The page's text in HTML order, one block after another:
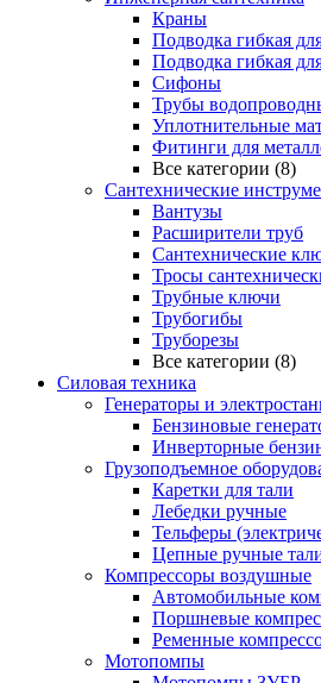
Краны
Подводка гибкая
Подводка гибкая
Сифоны
Трубы
Уплотнительные
Фитинги для
Все категории (8)
Сантехнические
Вантузы
Расширители труб
Сантехнические
Тросы
Трубные ключи
Трубогибы
Труборезы
Все категории (8)
Силовая техника
Генераторы и
Бензиновые
Инверторные
Грузоподъемное
Каретки для тали
Лебедки ручные
Тельферы
Цепные ручные
Компрессоры воздушные
Автомобильные
Поршневые
Ременные
Мотопомпы